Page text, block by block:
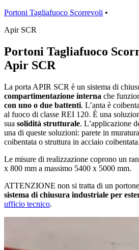
Portoni Tagliafuoco Scorrevoli •
Apir SCR
Portoni Tagliafuoco
Apir SCR
La porta APIR SCR è un sistema di
compartimentazione interna che
con uno o due battenti. L’anta è
al fuoco di classe REI 120. È una
sua solidità strutturale. L’applicazione
una di queste soluzioni: parete in
coibentata o struttura in acciaio coibentata.
Le misure di realizzazione coprono un
x 800 mm a massimo 5400 x 5000 mm.
ATTENZIONE non si tratta di un
sistema di chiusura industriale per
ufficio tecnico.